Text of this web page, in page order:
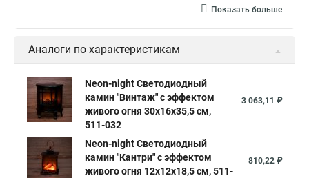
Показать больше
Аналоги по характеристикам
Neon-night Светодиодный
камин "Винтаж" с эффектом
живого огня 30х16х35,5 см,
511-032
3 063,11 ₽
Neon-night Светодиодный
камин "Кантри" с эффектом
живого огня 12х12х18,5 см, 511-
810,22 ₽